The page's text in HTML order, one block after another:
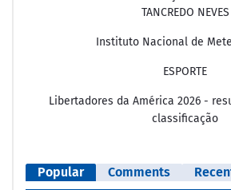
TANCREDO NEVES
Instituto Nacional de
ESPORTE
Libertadores da América 2026 -
classificação
Popular Comments